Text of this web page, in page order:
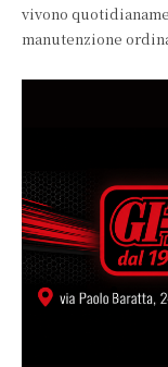
vivono
manutenzione